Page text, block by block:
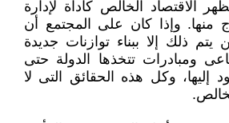
الاقتصاد الخالص كأداة لإدارة
منها. وإذا كان على المجتمع أن
ذلك إلا ببناء توازنات جديدة
ومبادرات تتخذها الدولة حتى
إليها، وكل هذه الحقائق التى لا